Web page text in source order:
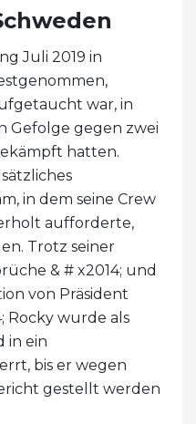
Juli 2019 in
war, in
Gefolge gegen zwei
hatten.
in dem seine Crew
aufforderte,
Trotz seiner
& # x2014; und
von Präsident
Rocky wurde als
in ein
bis er wegen
gestellt werden